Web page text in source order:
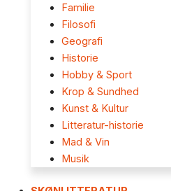
Familie
Filosofi
Geografi
Historie
Hobby & Sport
Krop & Sundhed
Kunst & Kultur
Litteratur-historie
Mad & Vin
Musik